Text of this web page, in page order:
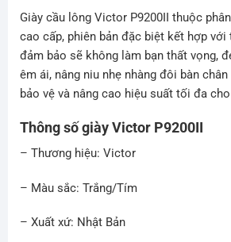
Giày cầu lông Victor P9200II thuộc
cao cấp, phiên bản đặc biệt kết hợp với
đảm bảo sẽ không làm bạn thất vọng,
êm ái, nâng niu nhẹ nhàng đôi bàn
bảo vệ và nâng cao hiệu suất tối đa
Thông số giày Victor P9200II
– Thương hiệu: Victor
– Màu sắc: Trắng/Tím
– Xuất xứ: Nhật Bản